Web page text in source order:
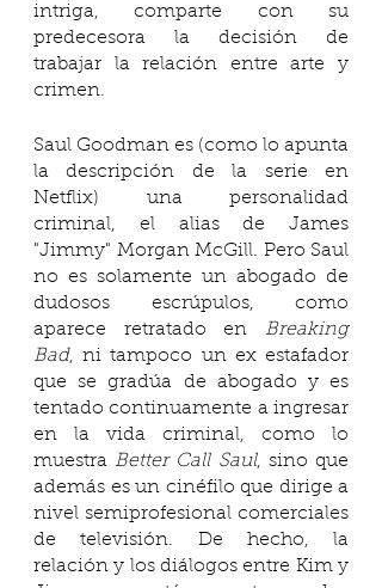
intriga, comparte con su
predecesora la decisión de
trabajar la relación entre arte y
crimen.
Saul Goodman es (como lo apunta
la descripción de la serie en
Netflix) una personalidad
criminal, el alias de James
"Jimmy" Morgan McGill. Pero Saul
no es solamente un abogado de
dudosos escrúpulos, como
aparece retratado en Breaking
Bad, ni tampoco un ex estafador
que se gradúa de abogado y es
tentado continuamente a ingresar
en la vida criminal, como lo
muestra Better Call Saul, sino que
además es un cinéfilo que dirige a
nivel semiprofesional comerciales
de televisión. De hecho, la
relación y los diálogos entre Kim y